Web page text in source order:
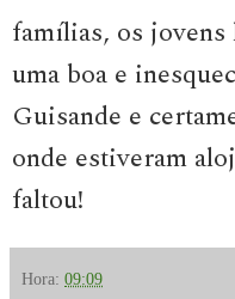
famílias, os jovens
uma boa e
Guisande e
onde estiveram
faltou!
Hora: 09:09